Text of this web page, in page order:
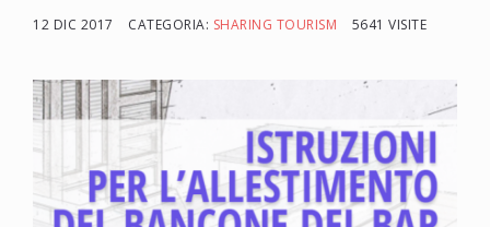
12 DIC 2017 CATEGORIA: SHARING TOURISM 5641 VISITE